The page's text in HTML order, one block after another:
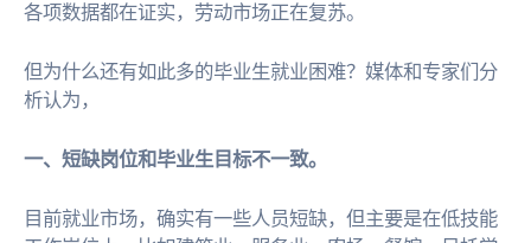
各项数据都在证实，劳动市场正在复苏。
但为什么还有如此多的毕业生就业困难？媒体和专家们分
析认为，
一、短缺岗位和毕业生目标不一致。
目前就业市场，确实有一些人员短缺，但主要是在低技能